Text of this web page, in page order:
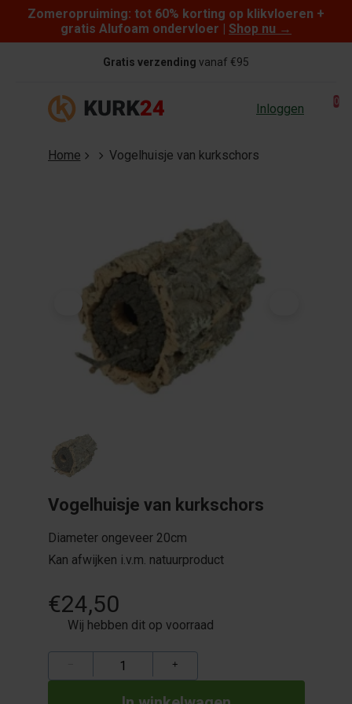
Skip to content
Zomeropruiming: tot 60% korting op klikvloeren +
gratis Alufoam ondervloer | Shop nu →
Gratis verzending vanaf €95
Inloggen 0
Home Vogelhuisje van kurkschors
Vogelhuisje van kurkschors
Diameter ongeveer 20cm
Kan afwijken i.v.m. natuurproduct
€24,50
Wij hebben dit op voorraad
+